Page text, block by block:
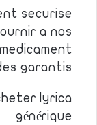
securise
a nos
garantis
lyrica
générique